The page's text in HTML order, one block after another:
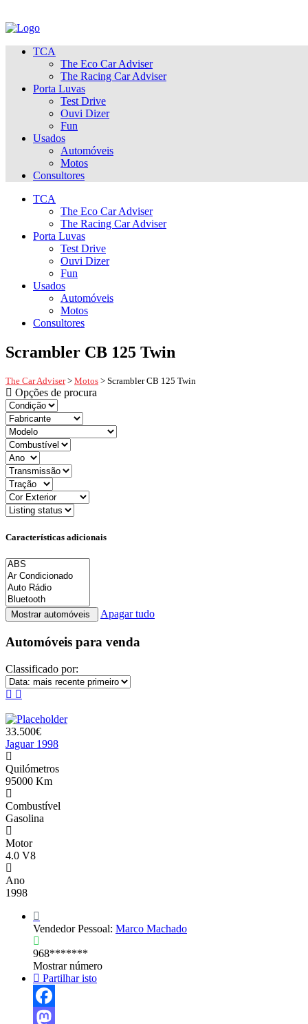
TCA
The Eco Car Adviser
The Racing Car Adviser
Porta Luvas
Test Drive
Ouvi Dizer
Fun
Usados
Automóveis
Motos
Consultores
TCA
The Eco Car Adviser
The Racing Car Adviser
Porta Luvas
Test Drive
Ouvi Dizer
Fun
Usados
Automóveis
Motos
Consultores
Scrambler CB 125 Twin
The Car Adviser> Motos > Scrambler CB 125 Twin
Opções de procura
Características adicionais
Apagar tudo
Automóveis para venda
Classificado por:
33.500€
Jaguar 1998
Quilómetros
95000 Km
Combustível
Gasolina
Motor
4.0 V8
Ano
1998
Vendedor Pessoal: Marco Machado
968*******
Mostrar número
Partilhar isto
Facebook